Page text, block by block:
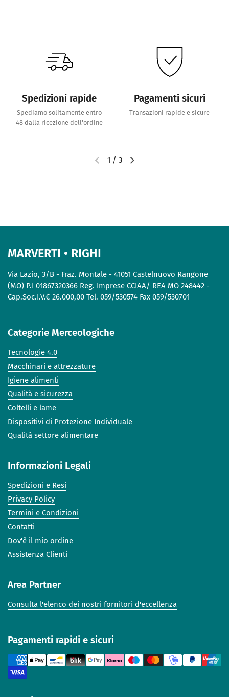
Spedizioni rapide
Spediamo solitamente entro
48 dalla ricezione dell'ordine
Pagamenti sicuri
Transazioni rapide e sicure
1 / 3
MARVERTI • RIGHI
Via Lazio, 3/B - Fraz. Montale - 41051 Castelnuovo Rangone
(MO) P.I 01867320366 Reg. Imprese CCIAA/ REA MO 248442 -
Cap.Soc.I.V.€ 26.000,00 Tel. 059/530574 Fax 059/530701
Categorie Merceologiche
Tecnologie 4.0
Macchinari e attrezzature
Igiene alimenti
Qualità e sicurezza
Coltelli e lame
Dispositivi di Protezione Individuale
Qualità settore alimentare
Informazioni Legali
Spedizioni e Resi
Privacy Policy
Termini e Condizioni
Contatti
Dov'è il mio ordine
Assistenza Clienti
Area Partner
Consulta l'elenco dei nostri fornitori d'eccellenza
Pagamenti rapidi e sicuri